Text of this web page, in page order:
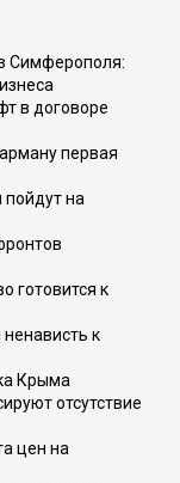
Симферополя:
в договоре
первая
пойдут на
готовится к
ненависть к
Крыма
отсутствие
цен на